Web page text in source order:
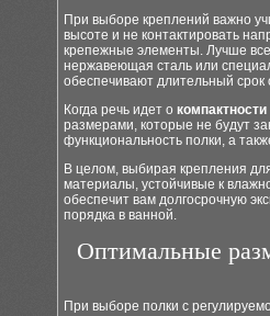
При выборе креплений важно
высоте и не контактировать
крепежные элементы. Лучше
нержавеющая сталь или
обеспечивают длительный срок
Когда речь идет о компактности
размерами, которые не будут
функциональность полки, а
В целом, выбирая крепления
материалы, устойчивые к
обеспечит вам долгосрочную
порядка в ванной.
Оптимальные
При выборе полки с